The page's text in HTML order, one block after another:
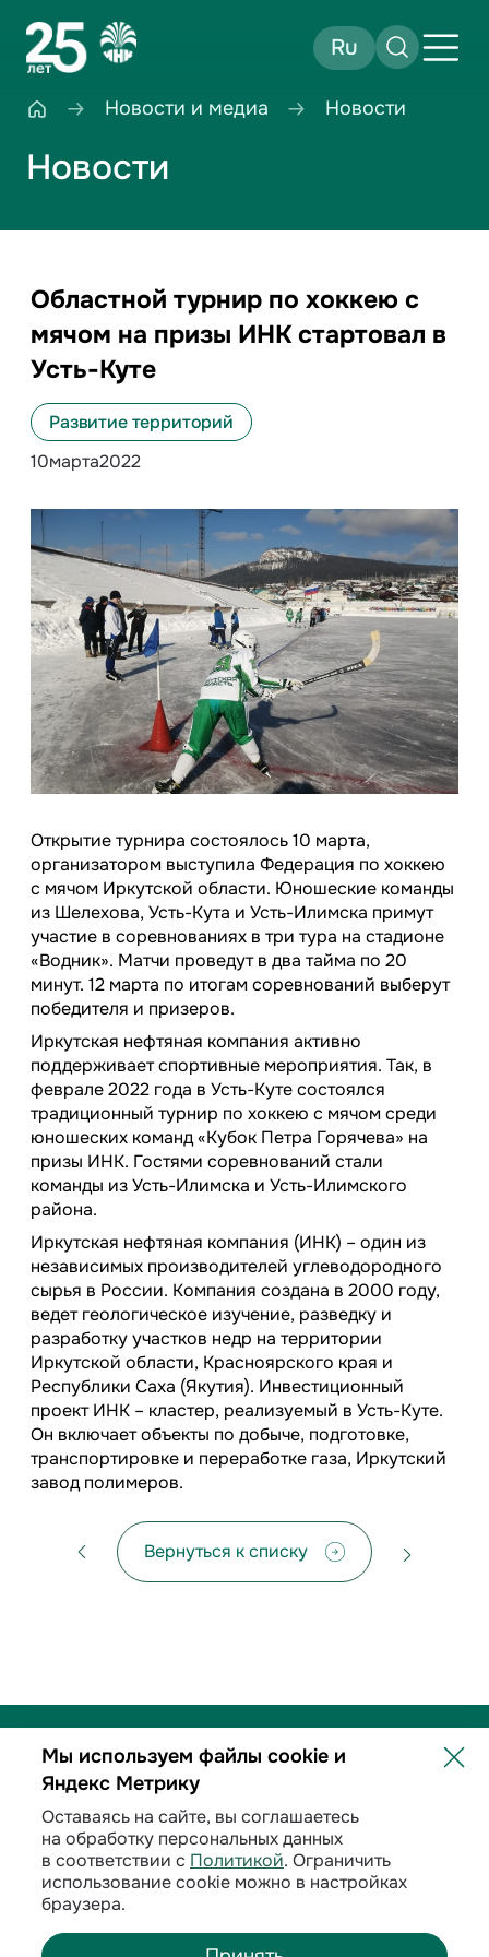
Ru
Новости и медиа Новости
Новости
Областной турнир по хоккею с
мячом на призы ИНК стартовал в
Усть-Куте
Развитие территорий
10марта2022
Открытие турнира состоялось 10 марта,
организатором выступила Федерация по хоккею
с мячом Иркутской области. Юношеские команды
из Шелехова, Усть-Кута и Усть-Илимска примут
участие в соревнованиях в три тура на стадионе
«Водник». Матчи проведут в два тайма по 20
минут. 12 марта по итогам соревнований выберут
победителя и призеров.
Иркутская нефтяная компания активно
поддерживает спортивные мероприятия. Так, в
феврале 2022 года в Усть-Куте состоялся
традиционный турнир по хоккею с мячом среди
юношеских команд «Кубок Петра Горячева» на
призы ИНК. Гостями соревнований стали
команды из Усть-Илимска и Усть-Илимского
района.
Иркутская нефтяная компания (ИНК) – один из
независимых производителей углеводородного
сырья в России. Компания создана в 2000 году,
ведет геологическое изучение, разведку и
разработку участков недр на территории
Иркутской области, Красноярского края и
Республики Саха (Якутия). Инвестиционный
проект ИНК – кластер, реализуемый в Усть-Куте.
Он включает объекты по добыче, подготовке,
транспортировке и переработке газа, Иркутский
завод полимеров.
Вернуться к списку
Политика обработки персональных данных
Договорные условия
Раскрытие информации
Мы используем файлы cookie и
Яндекс Метрику
Оставаясь на сайте, вы соглашаетесь
на обработку персональных данных
в соответствии с Политикой. Ограничить
использование cookie можно в настройках
браузера.